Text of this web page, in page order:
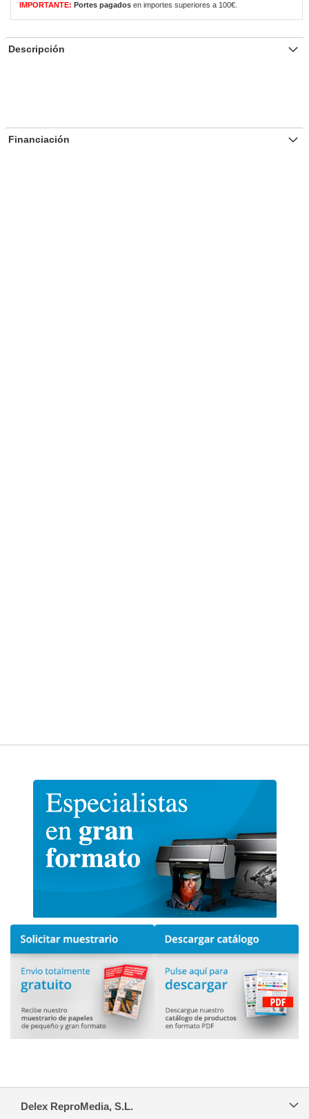
IMPORTANTE: Portes pagados en importes superiores a 100€.
Descripción
Financiación
Delex ReproMedia, S.L.